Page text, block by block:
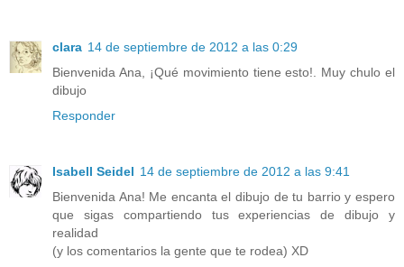
clara 14 de septiembre de 2012 a las 0:29
Bienvenida Ana, ¡Qué movimiento tiene esto!. Muy chulo el
dibujo
Responder
Isabell Seidel 14 de septiembre de 2012 a las 9:41
Bienvenida Ana! Me encanta el dibujo de tu barrio y espero
que sigas compartiendo tus experiencias de dibujo y
realidad
(y los comentarios la gente que te rodea) XD